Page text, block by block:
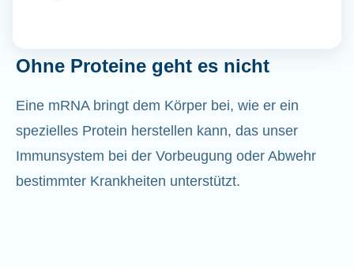
Ohne Proteine geht es nicht
Eine mRNA bringt dem Körper bei, wie er ein
spezielles Protein herstellen kann, das unser
Immunsystem bei der Vorbeugung oder Abwehr
bestimmter Krankheiten unterstützt.